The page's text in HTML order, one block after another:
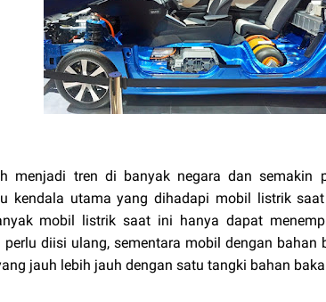
menjadi tren di banyak negara dan semakin
kendala utama yang dihadapi mobil listrik
mobil listrik saat ini hanya dapat
perlu diisi ulang, sementara mobil dengan bahan
jauh lebih jauh dengan satu tangki bahan